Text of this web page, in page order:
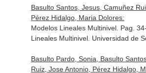
Basulto Santos, Jesus, Camuñez
Pérez Hidalgo, Maria Dolores:
Modelos Lineales Multinivel. Pag.
Lineales Multinivel. Universidad de
Basulto Pardo, Sonia, Basulto
Ruiz, Jose Antonio, Pérez Hidalgo,